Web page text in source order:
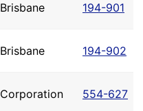
Brisbane 194-901
Brisbane 194-902
Corporation 554-627